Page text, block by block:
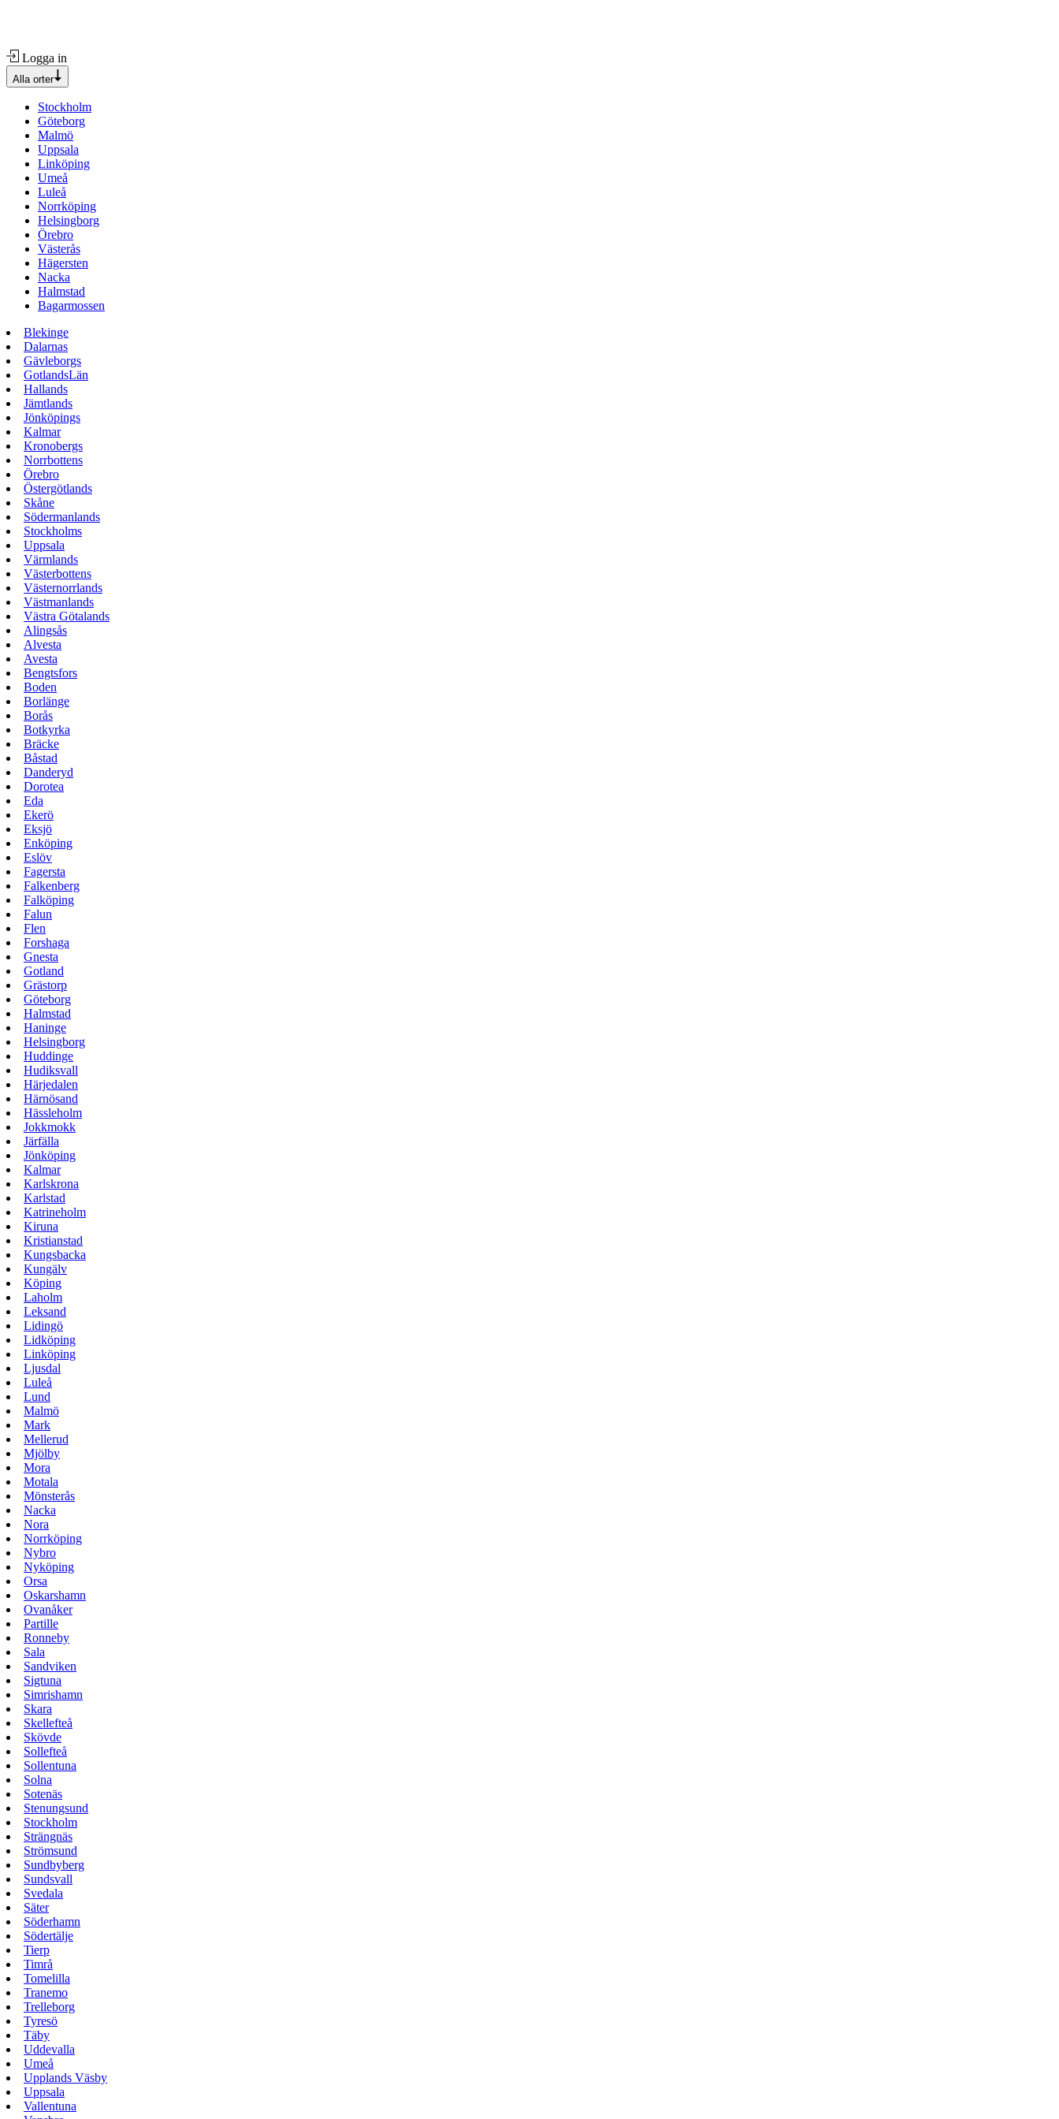
Logga in
Alla orter
Stockholm
Göteborg
Malmö
Uppsala
Linköping
Umeå
Luleå
Norrköping
Helsingborg
Örebro
Västerås
Hägersten
Nacka
Halmstad
Bagarmossen
Blekinge
Dalarnas
Gävleborgs
GotlandsLän
Hallands
Jämtlands
Jönköpings
Kalmar
Kronobergs
Norrbottens
Örebro
Östergötlands
Skåne
Södermanlands
Stockholms
Uppsala
Värmlands
Västerbottens
Västernorrlands
Västmanlands
Västra Götalands
Alingsås
Alvesta
Avesta
Bengtsfors
Boden
Borlänge
Borås
Botkyrka
Bräcke
Båstad
Danderyd
Dorotea
Eda
Ekerö
Eksjö
Enköping
Eslöv
Fagersta
Falkenberg
Falköping
Falun
Flen
Forshaga
Gnesta
Gotland
Grästorp
Göteborg
Halmstad
Haninge
Helsingborg
Huddinge
Hudiksvall
Härjedalen
Härnösand
Hässleholm
Jokkmokk
Järfälla
Jönköping
Kalmar
Karlskrona
Karlstad
Katrineholm
Kiruna
Kristianstad
Kungsbacka
Kungälv
Köping
Laholm
Leksand
Lidingö
Lidköping
Linköping
Ljusdal
Luleå
Lund
Malmö
Mark
Mellerud
Mjölby
Mora
Motala
Mönsterås
Nacka
Nora
Norrköping
Nybro
Nyköping
Orsa
Oskarshamn
Ovanåker
Partille
Ronneby
Sala
Sandviken
Sigtuna
Simrishamn
Skara
Skellefteå
Skövde
Sollefteå
Sollentuna
Solna
Sotenäs
Stenungsund
Stockholm
Strängnäs
Strömsund
Sundbyberg
Sundsvall
Svedala
Säter
Söderhamn
Södertälje
Tierp
Timrå
Tomelilla
Tranemo
Trelleborg
Tyresö
Täby
Uddevalla
Umeå
Upplands Väsby
Uppsala
Vallentuna